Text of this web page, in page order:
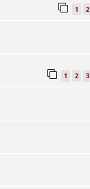
1 2
1 2 3